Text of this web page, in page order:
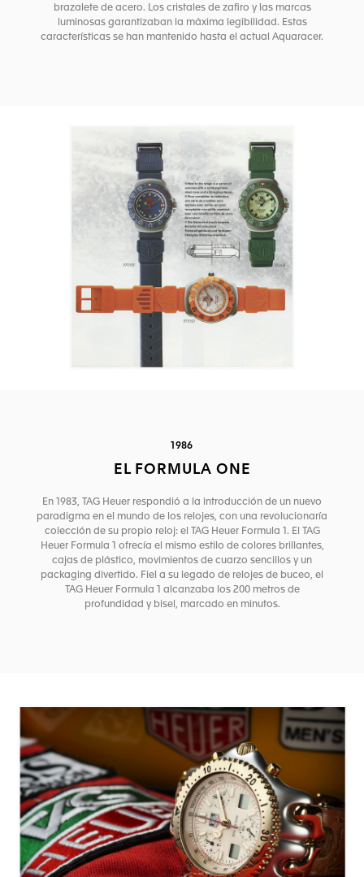
brazalete de acero. Los cristales de zafiro y las marcas
luminosas garantizaban la máxima legibilidad. Estas
características se han mantenido hasta el actual Aquaracer.
1986
EL FORMULA ONE
En 1983, TAG Heuer respondió a la introducción de un nuevo
paradigma en el mundo de los relojes, con una revolucionaría
colección de su propio reloj: el TAG Heuer Formula 1. El TAG
Heuer Formula 1 ofrecía el mismo estilo de colores brillantes,
cajas de plástico, movimientos de cuarzo sencillos y un
packaging divertido. Fiel a su legado de relojes de buceo, el
TAG Heuer Formula 1 alcanzaba los 200 metros de
profundidad y bisel, marcado en minutos.